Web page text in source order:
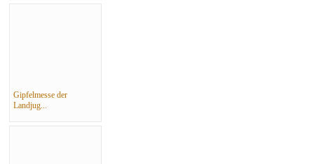
Gipfelmesse der
Landjug...